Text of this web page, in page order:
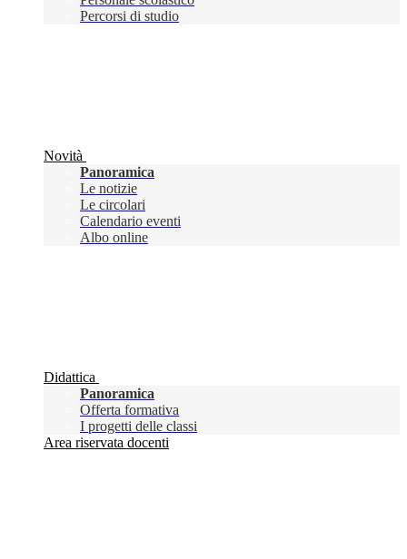
Percorsi di studio
Novità
Panoramica
Le notizie
Le circolari
Calendario eventi
Albo online
Didattica
Panoramica
Offerta formativa
I progetti delle classi
Area riservata docenti